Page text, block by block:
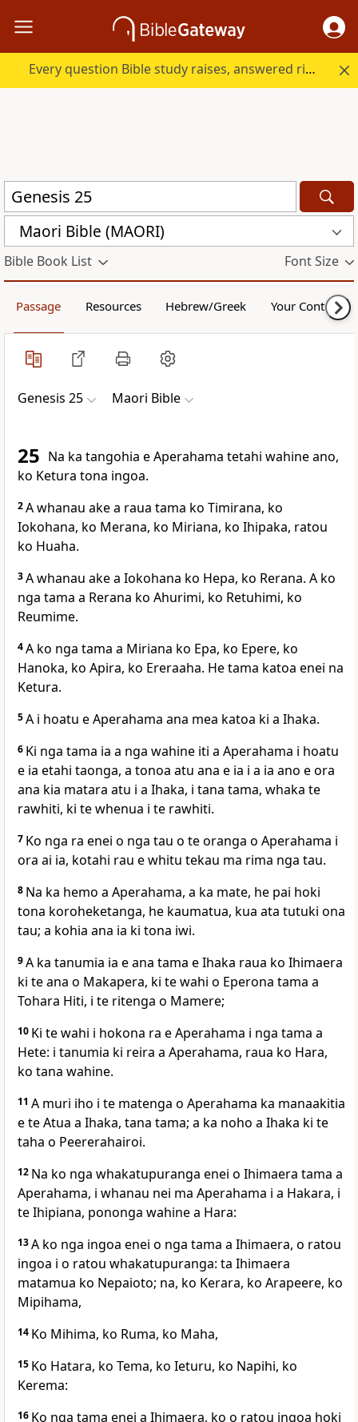
Every question Bible study raises, answered right here.
Maori Bible (MAORI)
Bible Book List Font Size
Passage Resources Hebrew/Greek Your Content
Genesis 25 Maori Bible
25 Na ka tangohia e Aperahama tetahi wahine ano,
ko Ketura tona ingoa.
2A whanau ake a raua tama ko Timirana, ko
Iokohana, ko Merana, ko Miriana, ko Ihipaka, ratou
ko Huaha.
3A whanau ake a Iokohana ko Hepa, ko Rerana. A ko
nga tama a Rerana ko Ahurimi, ko Retuhimi, ko
Reumime.
4A ko nga tama a Miriana ko Epa, ko Epere, ko
Hanoka, ko Apira, ko Ereraaha. He tama katoa enei na
Ketura.
5A i hoatu e Aperahama ana mea katoa ki a Ihaka.
6 Ki nga tama ia a nga wahine iti a Aperahama i hoatu
e ia etahi taonga, a tonoa atu ana e ia i a ia ano e ora
ana kia matara atu i a Ihaka, i tana tama, whaka te
rawhiti, ki te whenua i te rawhiti.
7 Ko nga ra enei o nga tau o te oranga o Aperahama i
ora ai ia, kotahi rau e whitu tekau ma rima nga tau.
8 Na ka hemo a Aperahama, a ka mate, he pai hoki
tona koroheketanga, he kaumatua, kua ata tutuki ona
tau; a kohia ana ia ki tona iwi.
9A ka tanumia ia e ana tama e Ihaka raua ko Ihimaera
ki te ana o Makapera, ki te wahi o Eperona tama a
Tohara Hiti, i te ritenga o Mamere;
10 Ki te wahi i hokona ra e Aperahama i nga tama a
Hete: i tanumia ki reira a Aperahama, raua ko Hara,
ko tana wahine.
11 A muri iho i te matenga o Aperahama ka manaakitia
e te Atua a Ihaka, tana tama; a ka noho a Ihaka ki te
taha o Peererahairoi.
12 Na ko nga whakatupuranga enei o Ihimaera tama a
Aperahama, i whanau nei ma Aperahama i a Hakara, i
te Ihipiana, pononga wahine a Hara:
13A ko nga ingoa enei o nga tama a Ihimaera, o ratou
ingoa i o ratou whakatupuranga: ta Ihimaera
matamua ko Nepaioto; na, ko Kerara, ko Arapeere, ko
Mipihama,
14 Ko Mihima, ko Ruma, ko Maha,
15 Ko Hatara, ko Tema, ko Ieturu, ko Napihi, ko
Kerema:
16 Ko nga tama enei a Ihimaera, ko o ratou ingoa hoki